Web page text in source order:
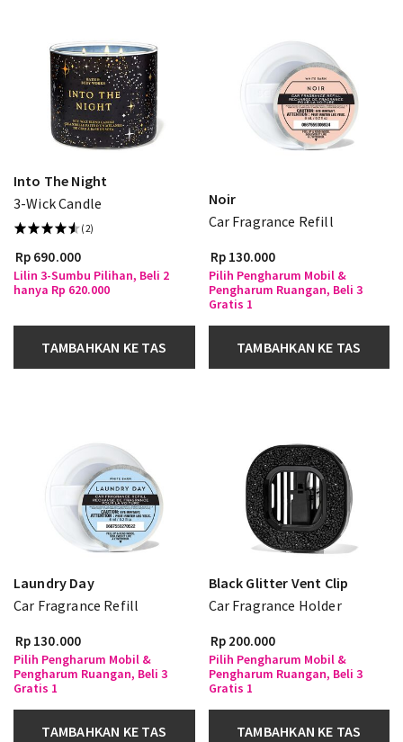
Into The Night
3-Wick Candle
(2)
Rp 690.000
Lilin 3-Sumbu Pilihan, Beli 2
hanya Rp 620.000
TAMBAHKAN KE TAS
Noir
Car Fragrance Refill
Rp 130.000
Pilih Pengharum Mobil &
Pengharum Ruangan, Beli 3
Gratis 1
TAMBAHKAN KE TAS
Laundry Day
Car Fragrance Refill
Rp 130.000
Pilih Pengharum Mobil &
Pengharum Ruangan, Beli 3
Gratis 1
TAMBAHKAN KE TAS
Black Glitter Vent Clip
Car Fragrance Holder
Rp 200.000
Pilih Pengharum Mobil &
Pengharum Ruangan, Beli 3
Gratis 1
TAMBAHKAN KE TAS